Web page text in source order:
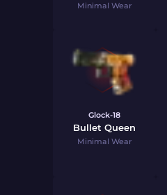
Minimal Wear
Glock-18
Bullet Queen
Minimal Wear